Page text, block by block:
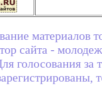
материалов
сайта -
голосования за